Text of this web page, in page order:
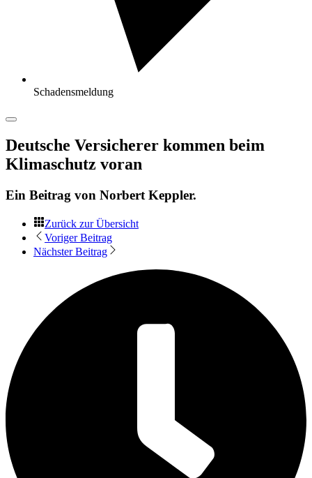
Schadensmeldung
Deutsche Versicherer kommen beim
Klimaschutz voran
Ein Beitrag von Norbert Keppler.
Zurück zur Übersicht
Voriger Beitrag
Nächster Beitrag